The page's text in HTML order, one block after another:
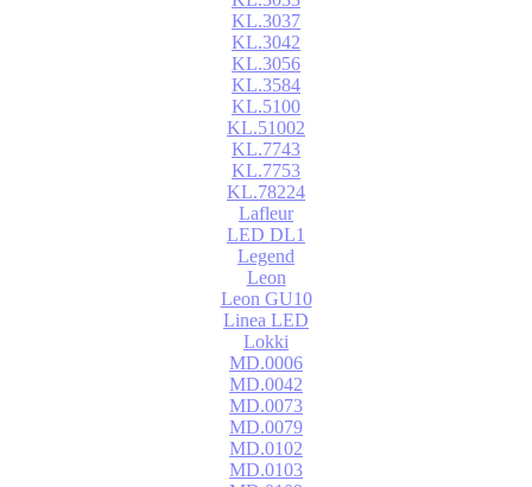
KL.3037
KL.3042
KL.3056
KL.3584
KL.5100
KL.51002
KL.7743
KL.7753
KL.78224
Lafleur
LED DL1
Legend
Leon
Leon GU10
Linea LED
Lokki
MD.0006
MD.0042
MD.0073
MD.0079
MD.0102
MD.0103